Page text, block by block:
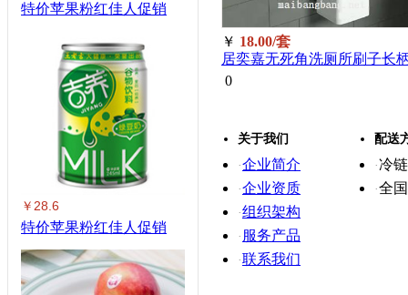
特价苹果粉红佳人促销
￥28.6
特价苹果粉红佳人促销
￥ 18.00/套
居奕嘉无死角洗厕所刷子长
包胶柄马桶刷套装5221
0
关于我们
·企业简介
·企业资质
·组织架构
· 服务产品
·联系我们
配送
·冷
·全